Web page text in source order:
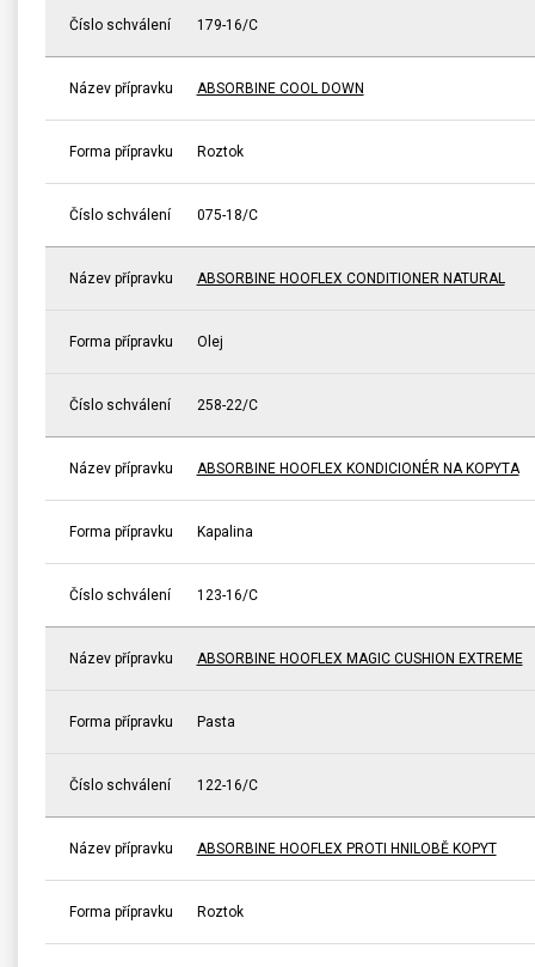
Číslo schválení 179-16/C
Název přípravku ABSORBINE COOL DOWN
Forma přípravku Roztok
Číslo schválení 075-18/C
Název přípravku ABSORBINE HOOFLEX CONDITIONER NATURAL
Forma přípravku Olej
Číslo schválení 258-22/C
Název přípravku ABSORBINE HOOFLEX KONDICIONÉR NA KOPYTA
Forma přípravku Kapalina
Číslo schválení 123-16/C
Název přípravku ABSORBINE HOOFLEX MAGIC CUSHION EXTREME
Forma přípravku Pasta
Číslo schválení 122-16/C
Název přípravku ABSORBINE HOOFLEX PROTI HNILOBĚ KOPYT
Forma přípravku Roztok